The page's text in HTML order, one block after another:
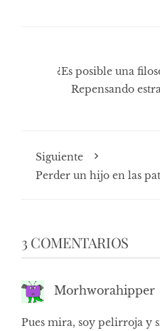
¿Es posible una
Repensando
Siguiente
Perder un hijo en las
3 COMENTARIOS
Morhworahipper
Pues mira, soy pelirroja y